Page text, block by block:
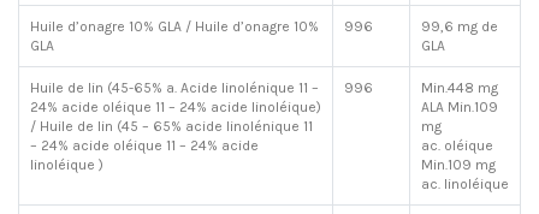
Huile d’onagre 10% GLA / Huile d’onagre 10%
GLA
996
99,6 mg de
GLA
Huile de lin (45-65% a. Acide linolénique 11 –
24% acide oléique 11 – 24% acide linoléique)
/ Huile de lin (45 – 65% acide linolénique 11
– 24% acide oléique 11 – 24% acide
linoléique )
996
Min.448 mg
ALA Min.109
mg
ac. oléique
Min.109 mg
ac. linoléique